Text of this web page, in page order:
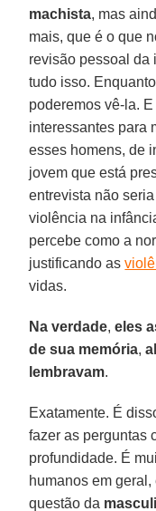
machista, mas
mais, que é o que
revisão pessoal da
tudo isso.
poderemos vê-la.
interessantes para
esses homens, de
jovem que está
entrevista não
violência na
percebe como a
justificando as
vidas.
Na verdade, eles
de sua memória,
lembravam.
Exatamente. É
fazer as perguntas
profundidade. É
humanos em
questão da